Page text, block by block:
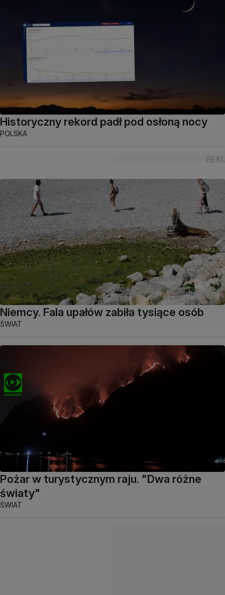
Historyczny rekord padł pod osłoną nocy
POLSKA
Niemcy. Fala upałów zabiła tysiące osób
ŚWIAT
Pożar w turystycznym raju. "Dwa różne
światy"
ŚWIAT